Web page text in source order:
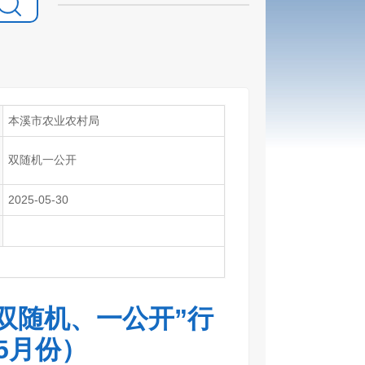
本溪市农业农村局
双随机一公开
2025-05-30
随机、一公开”行
份）